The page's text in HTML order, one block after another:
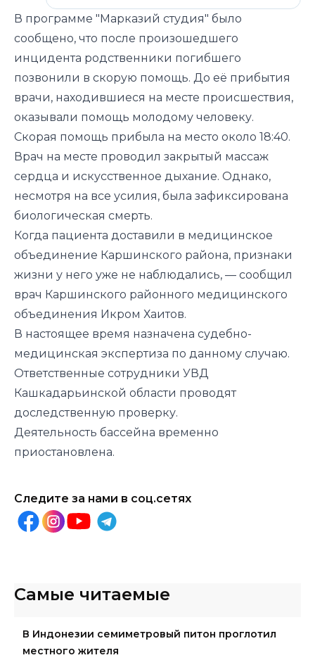
В программе "Марказий студия" было
сообщено, что после произошедшего
инцидента родственники погибшего
позвонили в скорую помощь. До её прибытия
врачи, находившиеся на месте происшествия,
оказывали помощь молодому человеку.
Скорая помощь прибыла на место около 18:40.
Врач на месте проводил закрытый массаж
сердца и искусственное дыхание. Однако,
несмотря на все усилия, была зафиксирована
биологическая смерть.
Когда пациента доставили в медицинское
объединение Каршинского района, признаки
жизни у него уже не наблюдались, — сообщил
врач Каршинского районного медицинского
объединения Икром Хаитов.
В настоящее время назначена судебно-
медицинская экспертиза по данному случаю.
Ответственные сотрудники УВД
Кашкадарьинской области проводят
доследственную проверку.
Деятельность бассейна временно
приостановлена.
Следите за нами в соц.сетях
Самые читаемые
В Индонезии семиметровый питон проглотил
местного жителя